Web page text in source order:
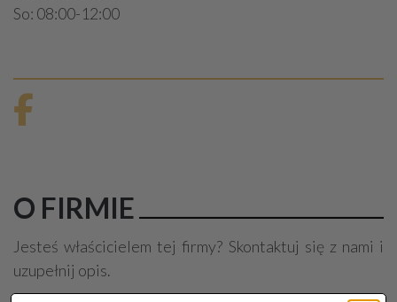
So: 08:00-12:00
O FIRMIE
Jesteś właścicielem tej firmy? Skontaktuj się z nami i
uzupełnij opis.